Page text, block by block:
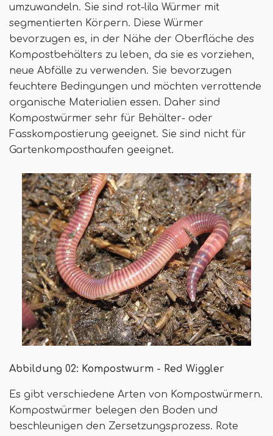
umzuwandeln. Sie sind rot-lila Würmer mit
segmentierten Körpern. Diese Würmer
bevorzugen es, in der Nähe der Oberfläche des
Kompostbehälters zu leben, da sie es vorziehen,
neue Abfälle zu verwenden. Sie bevorzugen
feuchtere Bedingungen und möchten verrottende
organische Materialien essen. Daher sind
Kompostwürmer sehr für Behälter- oder
Fasskompostierung geeignet. Sie sind nicht für
Gartenkomposthaufen geeignet.
Abbildung 02: Kompostwurm - Red Wiggler
Es gibt verschiedene Arten von Kompostwürmern.
Kompostwürmer belegen den Boden und
beschleunigen den Zersetzungsprozess. Rote